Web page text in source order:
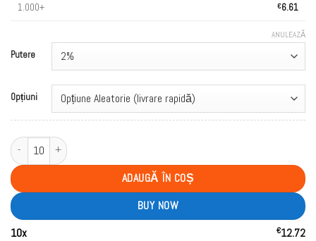
1.000+ €6.61
Putere
Opțiuni
ANULEAZĂ
Cantitate WASPE AIVIOU 40000 Puffs Double Taste LED Screen Bulk Buy
ADAUGĂ ÎN COȘ
BUY NOW
10x €12.72